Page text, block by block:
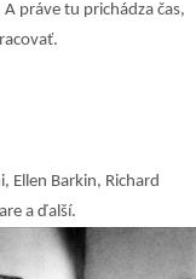
práve tu prichádza čas,
Ellen Barkin, Richard
a ďalší.